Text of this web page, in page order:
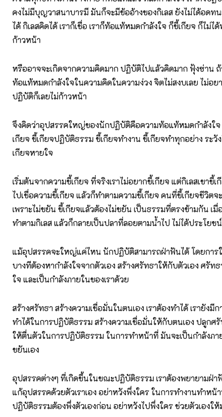
คงไม่มีบุญวาสนาบารมี มันก็จะมีข้ออ้างของกิเลส ยังไม่ได้อดทน
ได้ กิเลสคิดได้ เราก็เชื่อ เราก็ท้อแท้หมดกำลังใจ ก็ขี้เกียจ ก็ไม่ไ
ก้าวหน้า
หรืออาจจะเกิดจากความคิดมาก ปฏิบัติไปแล้วคิดมาก ฟุ้งซ่าน ถ้
ท้อแท้หมดกำลังใจในความคิดในความง่วง จิตไม่สงบเลย ไม่อ
ปฏิบัติก็เลยไม่ก้าวหน้า
จึงคิดว่าอุปสรรคใหญ่ของนักปฏิบัติคือความท้อแท้หมดกำลังใ
เกียจ ขี้เกียจปฏิบัติธรรม ขี้เกียจทำงาน ขี้เกียจทำทุกอย่าง ระวั
เกียจหายใจ
เริ่มต้นจากความขี้เกียจ ที่จริงเราไม่อยากขี้เกียจ แต่กิเลสเขาขี้เ
ไปเชื่อความขี้เกียจ แล้วก็ทำตามความขี้เกียจ คนที่ขี้เกียจชีวิตจ
เพราะไม่ขยัน ขี้เกียจแล้วต้องไม่ขยัน เป็นธรรมที่ตรงข้ามกัน เมื่
ทำตามกิเลส แล้วก็กลายเป็นปลาที่ลอยตามน้ำไป ไม่ได้ประโย
แม้อุปสรรคจะใหญ่แค่ไหน นักปฏิบัติสามารถฝ่าฟันได้ โดยการใ
บางทีต้องหากำลังใจจากตัวเอง สร้างศรัทธาให้กับตัวเอง ศรัท
ใจ และเป็นกำลังภายในของเราด้วย
สร้างศรัทธา สร้างความเชื่อมั่นในตนเอง เราต้องทำได้ เรายังมี
ทำได้ในการปฏิบัติธรรม สร้างความเชื่อมั่นให้กับตนเอง ปลูกศ
ให้ตื่นตัวในการปฏิบัติธรรม ในการทำหน้าที่ มันจะเป็นกำลังภา
ขยันเอง
อุปสรรคต่างๆ ที่เกิดขึ้นในขณะปฏิบัติธรรม เราต้องพยายามฝ่าฟั
แก้อุปสรรคด้วยตัวเราเอง อย่าหวังพึ่งใคร ในการทำงานทำหน้
ปฏิบัติธรรมต้องพึ่งตัวเองก่อน อย่าหวังไปพึ่งใคร ช่วยตัวเองให้